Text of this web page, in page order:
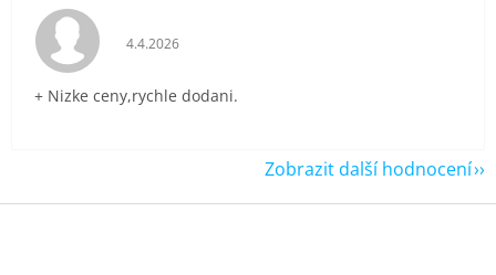
Hodnocení obchodu je 5 z 5 hvězdiček.
4.4.2026
+ Nizke ceny,rychle dodani.
Zobrazit další hodnocení
Z